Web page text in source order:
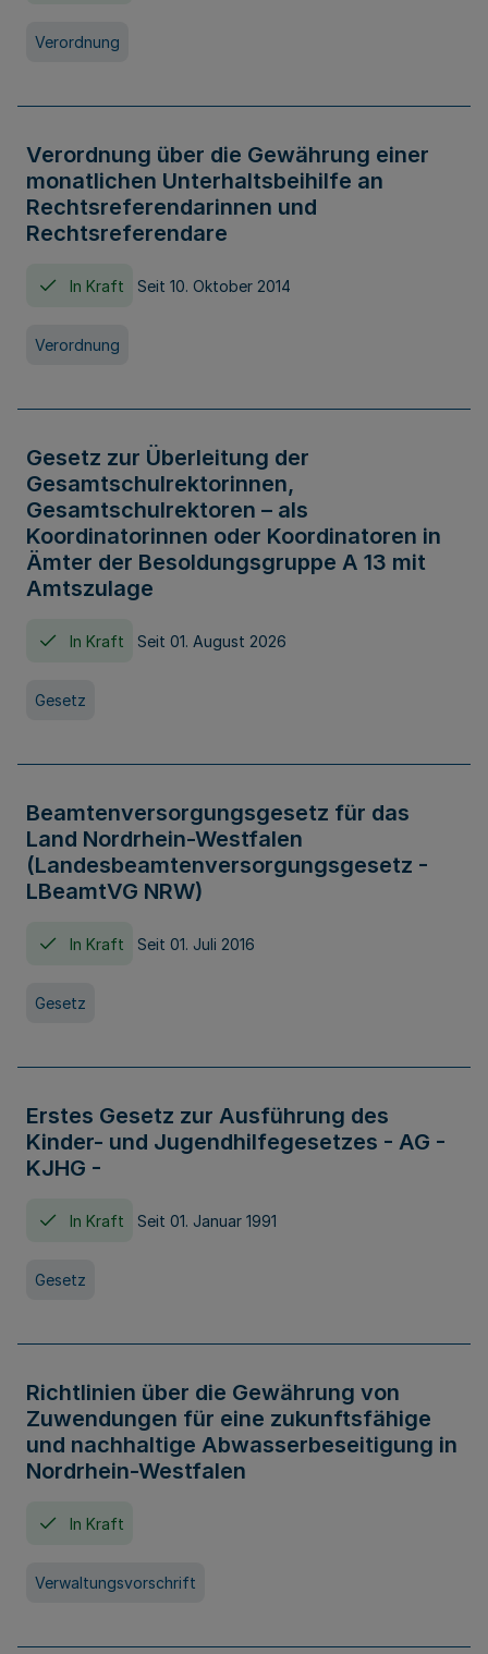
Verordnung
Verordnung über die Gewährung einer
monatlichen Unterhaltsbeihilfe an
Rechtsreferendarinnen und
Rechtsreferendare
In Kraft Seit 10. Oktober 2014
Verordnung
Gesetz zur Überleitung der
Gesamtschulrektorinnen,
Gesamtschulrektoren – als
Koordinatorinnen oder Koordinatoren in
Ämter der Besoldungsgruppe A 13 mit
Amtszulage
In Kraft Seit 01. August 2026
Gesetz
Beamtenversorgungsgesetz für das
Land Nordrhein-Westfalen
(Landesbeamtenversorgungsgesetz -
LBeamtVG NRW)
In Kraft Seit 01. Juli 2016
Gesetz
Erstes Gesetz zur Ausführung des
Kinder- und Jugendhilfegesetzes - AG -
KJHG -
In Kraft Seit 01. Januar 1991
Gesetz
Richtlinien über die Gewährung von
Zuwendungen für eine zukunftsfähige
und nachhaltige Abwasserbeseitigung in
Nordrhein-Westfalen
In Kraft
Verwaltungsvorschrift